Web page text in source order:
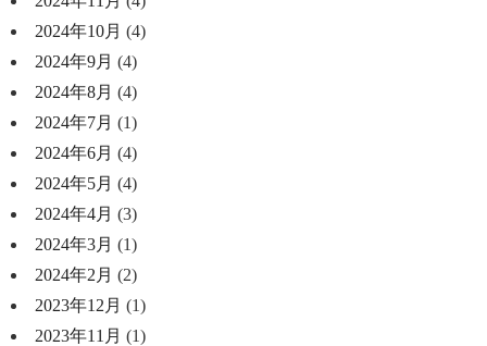
2024年10月 (4)
2024年9月 (4)
2024年8月 (4)
2024年7月 (1)
2024年6月 (4)
2024年5月 (4)
2024年4月 (3)
2024年3月 (1)
2024年2月 (2)
2023年12月 (1)
2023年11月 (1)